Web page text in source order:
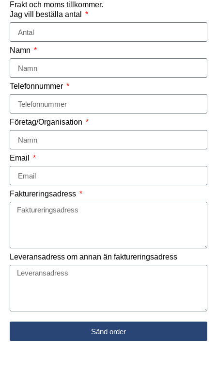
Frakt och moms tillkommer.
Jag vill beställa antal
Namn
Telefonnummer
Företag/Organisation
Email
Faktureringsadress
Leveransadress om annan än faktureringsadress
Sänd order